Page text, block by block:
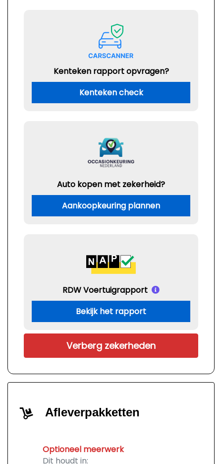
Kenteken rapport opvragen?
Kenteken check
Auto kopen met zekerheid?
Aankoopkeuring plannen
RDW Voertuigrapport
Bekijk het rapport
Verberg zekerheden
Afleverpakketten
Optioneel meerwerk
Dit houdt in: